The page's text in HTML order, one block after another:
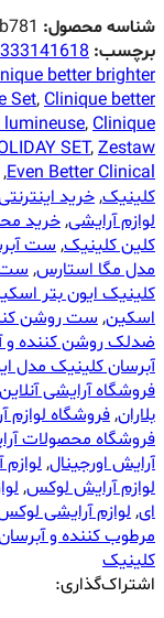
شناسه محصول: b781
برچسب:
better brighter
Set,Clinique better
,Clinique
SET,Zestaw
Even Better Clinical
,
کلینیک,خرید
لوازم آرایشی,خرید
کلین کلینیک,ست آبرسان 100
مدل مگا استارس,ست
کلینیک ایون بتر
اسکین,ست روشن
ضدلک روشن کننده و
آبرسان کلینیک مدل
فروشگاه آرایشی آنلاین
بلاران,فروشگاه لوازم
فروشگاه محصولات
آرایش اورجینال,
لوازم آرایش لوکس,
ای,لوازم آرایشی
مرطوب کننده و آبرسان
کلینیک
اشتراک‌گذاری: